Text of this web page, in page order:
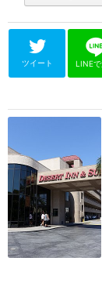
ツイート LINEで